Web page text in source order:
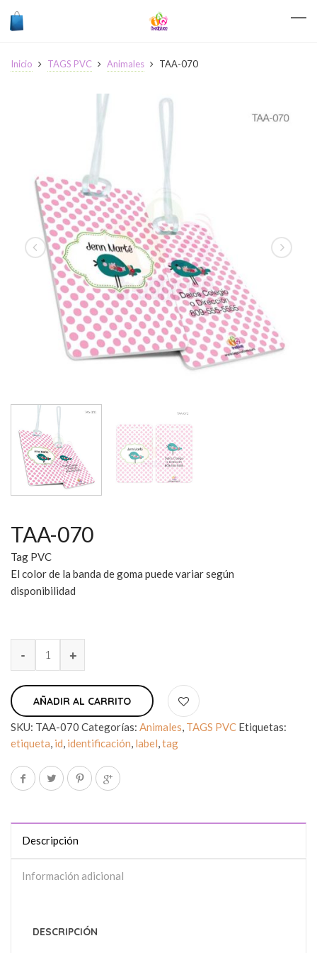
Inicio TAGS PVC Animales TAA-070
TAA-070
Tag PVC
El color de la banda de goma puede variar según
disponibilidad
AÑADIR AL CARRITO
SKU: TAA-070 Categorías: Animales, TAGS PVC Etiquetas:
etiqueta, id, identificación, label,tag
Descripción
Información adicional
DESCRIPCIÓN